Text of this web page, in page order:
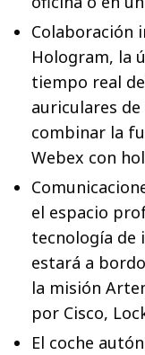
Colaboración
Hologram, la
tiempo real
auriculares
combinar la
Webex con
el espacio
tecnología de
estará a
la misión
por Cisco,
El coche